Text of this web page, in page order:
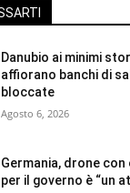
Danubio ai minimi
affiorano banchi di
bloccate
Agosto 6, 2026
Germania, drone con
per il governo è “un